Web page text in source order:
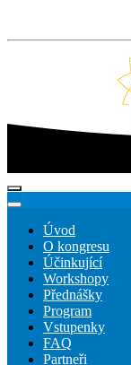
Úvod
O kongresu
Účinkující
Workshopy
Přednášky
Program
Vstupenky
FAQ
Partneři